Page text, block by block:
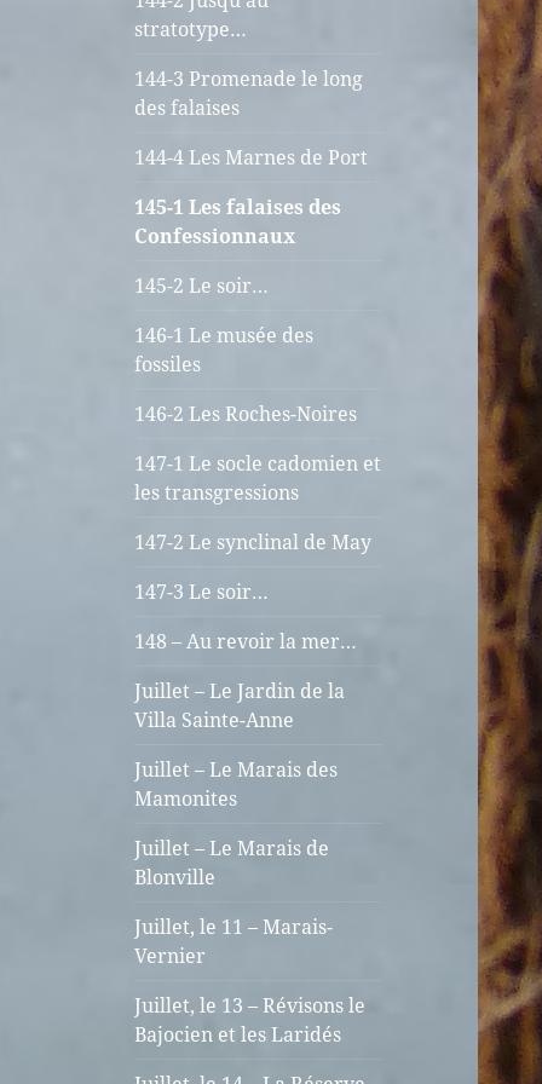
stratotype…
144-3 Promenade le long
des falaises
144-4 Les Marnes de Port
145-1 Les falaises des
Confessionnaux
145-2 Le soir…
146-1 Le musée des
fossiles
146-2 Les Roches-Noires
147-1 Le socle cadomien et
les transgressions
147-2 Le synclinal de May
147-3 Le soir…
148 – Au revoir la mer…
Juillet – Le Jardin de la
Villa Sainte-Anne
Juillet – Le Marais des
Mamonites
Juillet – Le Marais de
Blonville
Juillet, le 11 – Marais-
Vernier
Juillet, le 13 – Révisons le
Bajocien et les Laridés